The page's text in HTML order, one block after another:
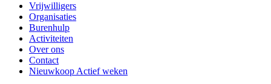
Vrijwilligers
Organisaties
Burenhulp
Activiteiten
Over ons
Contact
Nieuwkoop Actief weken